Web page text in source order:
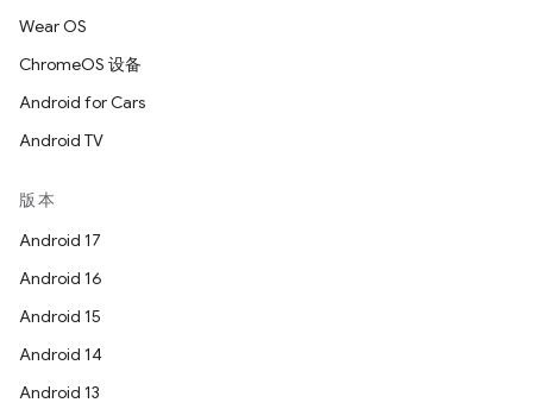
Wear OS
ChromeOS 设备
Android for Cars
Android TV
版本
Android 17
Android 16
Android 15
Android 14
Android 13